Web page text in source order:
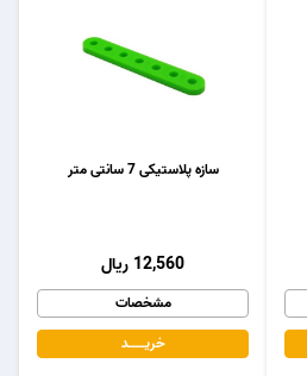
سازه پلاستیکی 7 سانتی متر
12,560 ریال
مشخصات
خریـــــــد